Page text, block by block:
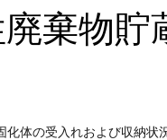
棄物貯
化体の受入れおよび収納状